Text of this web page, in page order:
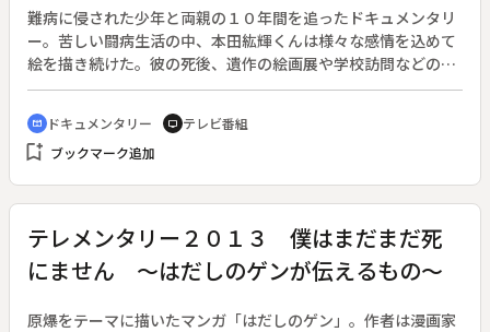
難病に侵された少年と両親の１０年間を追ったドキュメンタリ
ー。苦しい闘病生活の中、本田紘輝くんは様々な感情を込めて
絵を描き続けた。彼の死後、遺作の絵画展や学校訪問などの活
動を始めた両親の姿を通じて、生きることの意味や大切さを訴
える。◆鹿児島県鹿児島市で飲食店を営む本田信作さん。息子
の紘輝くんは、１７０万人に１人と言われる悪性の脳腫瘍「髄
芽腫」を発症し、１２歳で亡くなった。紘輝くんは４年間の闘
お人々の心に「生きることへの希望、夢、生きたいと願った今
日の輝き」を伝える紘輝くん。彼と彼を支えた家族や友達のこ
と、共に病気と闘った人たちの記録をつづる。そして紘輝くん
の母であり、信作さんの妻である奈穂美さんが、紘輝くんの絵
cinematic_blur ドキュメンタリー tv テレビ番組
bookmark_add ブックマーク追加
テレメンタリー２０１３ 僕はまだまだ死
にません ～はだしのゲンが伝えるもの～
原爆をテーマに描いたマンガ「はだしのゲン」。作者は漫画家